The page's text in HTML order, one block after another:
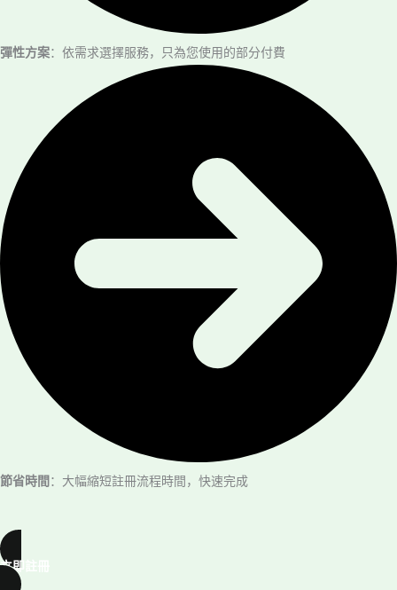
彈性方案：依需求選擇服務，只為您使用的部分付費
節省時間：大幅縮短註冊流程時間，快速完成
立即註冊